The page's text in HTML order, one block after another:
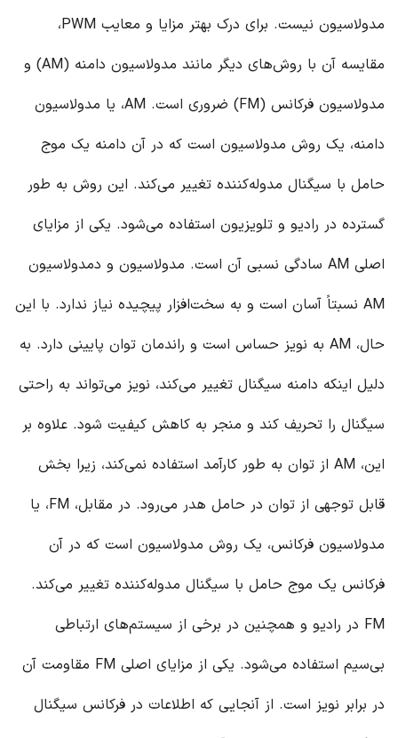
مدولاسیون نیست. برای درک بهتر مزایا و معایب PWM،
مقایسه آن با روش‌های دیگر مانند مدولاسیون دامنه (AM) و
مدولاسیون فرکانس (FM) ضروری است. AM، یا مدولاسیون
دامنه، یک روش مدولاسیون است که در آن دامنه یک موج
حامل با سیگنال مدوله‌کننده تغییر می‌کند. این روش به طور
گسترده در رادیو و تلویزیون استفاده می‌شود. یکی از مزایای
اصلی AM سادگی نسبی آن است. مدولاسیون و دمدولاسیون
AM نسبتاً آسان است و به سخت‌افزار پیچیده نیاز ندارد. با این
حال، AM به نویز حساس است و راندمان توان پایینی دارد. به
دلیل اینکه دامنه سیگنال تغییر می‌کند، نویز می‌تواند به راحتی
سیگنال را تحریف کند و منجر به کاهش کیفیت شود. علاوه بر
این، AM از توان به طور کارآمد استفاده نمی‌کند، زیرا بخش
قابل توجهی از توان در حامل هدر می‌رود. در مقابل، FM، یا
مدولاسیون فرکانس، یک روش مدولاسیون است که در آن
فرکانس یک موج حامل با سیگنال مدوله‌کننده تغییر می‌کند.
FM در رادیو و همچنین در برخی از سیستم‌های ارتباطی
بی‌سیم استفاده می‌شود. یکی از مزایای اصلی FM مقاومت آن
در برابر نویز است. از آنجایی که اطلاعات در فرکانس سیگنال